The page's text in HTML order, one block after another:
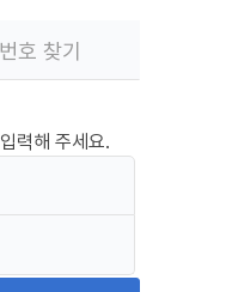
호 찾기
력해 주세요.